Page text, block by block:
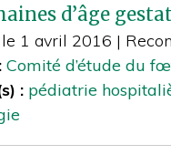
d’âge
1 avril 2016 |
Comité d’étude du
: pédiatrie